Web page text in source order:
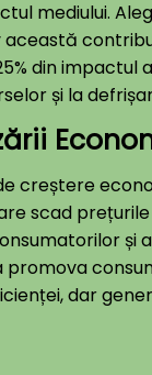
mediului.
din impactul
și la
creștere
scad
și
dar